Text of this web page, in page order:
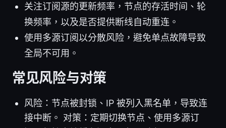
关注订阅源的更新频率，节点的存活时间、轮
换频率，以及是否提供断线自动重连。
使用多源订阅以分散风险，避免单点故障导致
全局不可用。
常见风险与对策
风险：节点被封锁、IP 被列入黑名单，导致连
接中断。 对策：定期切换节点、使用多源订